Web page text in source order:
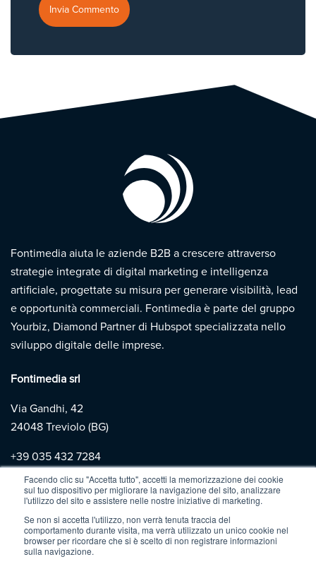
Facendo clic su "Accetta tutto", accetti la memorizzazione dei cookie
sul tuo dispositivo per migliorare la navigazione del sito, analizzare
l'utilizzo del sito e assistere nelle nostre iniziative di marketing.
Se non si accetta l'utilizzo, non verrà tenuta traccia del
comportamento durante visita, ma verrà utilizzato un unico cookie nel
browser per ricordare che si è scelto di non registrare informazioni
sulla navigazione.
Fontimedia aiuta le aziende B2B a crescere attraverso
strategie integrate di digital marketing e intelligenza
artificiale, progettate su misura per generare visibilità, lead
e opportunità commerciali. Fontimedia è parte del gruppo
Yourbiz, Diamond Partner di Hubspot specializzata nello
sviluppo digitale delle imprese.
Fontimedia srl
Via Gandhi, 42
24048 Treviolo (BG)
+39 035 432 7284
Copyright 2026 | Fontimedia |P.IVA: 03997730167 |
Policy|Cookie Policy